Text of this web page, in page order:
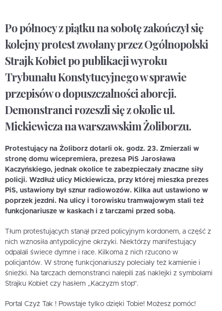
Po północy z piątku na sobotę zakończył się
kolejny protest zwołany przez Ogólnopolski
Strajk Kobiet po publikacji wyroku
Trybunału Konstytucyjnego w sprawie
przepisów o dopuszczalności aborcji.
Demonstranci rozeszli się z okolic ul.
Mickiewicza na warszawskim Żoliborzu.
Protestujący na Żoliborz dotarli ok. godz. 23. Zmierzali w
stronę domu wicepremiera, prezesa PiS Jarosława
Kaczyńskiego, jednak okolice te zabezpieczały znaczne siły
policji. Wzdłuż ulicy Mickiewicza, przy której mieszka prezes
PiS, ustawiony był sznur radiowozów. Kilka aut ustawiono w
poprzek jezdni. Na ulicy i torowisku tramwajowym stali też
funkcjonariusze w kaskach i z tarczami przed sobą.
Tłum protestujących stanął przed policyjnym kordonem, a część z
nich wznosiła antypolicyjne okrzyki. Niektórzy manifestujący
odpalali świece dymne i race. Kilkoma z nich rzucono w
policjantów. W stronę funkcjonariuszy poleciały też kamienie i
śnieżki. Na tarczach demonstranci nalepili zaś naklejki z symbolami
Strajku Kobiet czy hasłem „Kaczyzm stop”.
Portal Czyż Tak ! Powstaje tylko dzięki Tobie! Możesz pomóc!